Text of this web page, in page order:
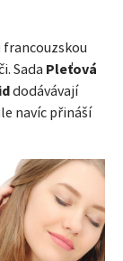
francouzskou
Sada Pleťová
dodávávají
navíc přináší